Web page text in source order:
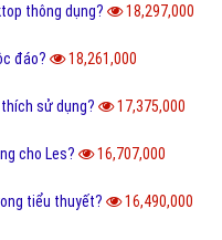
thông dụng? 18,297,000
đáo? 18,261,000
sử dụng? 17,375,000
cho Les? 16,707,000
tiểu thuyết? 16,490,000